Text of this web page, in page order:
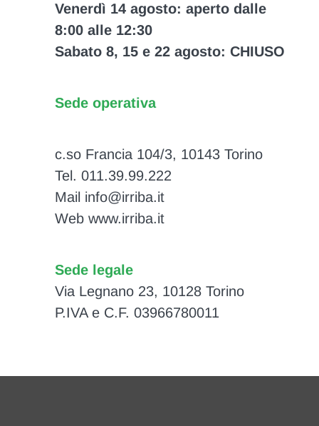
Venerdì 14 agosto: aperto dalle
8:00 alle 12:30
Sabato 8, 15 e 22 agosto: CHIUSO
Sede operativa
c.so Francia 104/3, 10143 Torino
Tel. 011.39.99.222
Mail info@irriba.it
Web www.irriba.it
Sede legale
Via Legnano 23, 10128 Torino
P.IVA e C.F. 03966780011